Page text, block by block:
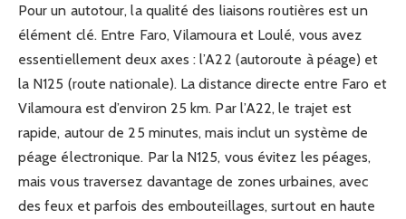
Pour un autotour, la qualité des liaisons routières est un
élément clé. Entre Faro, Vilamoura et Loulé, vous avez
essentiellement deux axes : l’A22 (autoroute à péage) et
la N125 (route nationale). La distance directe entre Faro et
Vilamoura est d’environ 25 km. Par l’A22, le trajet est
rapide, autour de 25 minutes, mais inclut un système de
péage électronique. Par la N125, vous évitez les péages,
mais vous traversez davantage de zones urbaines, avec
des feux et parfois des embouteillages, surtout en haute